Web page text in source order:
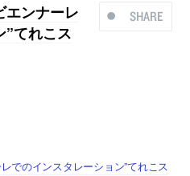
SHARE
エンナーレ
”てれこス
でのインスタレーション”てれこス